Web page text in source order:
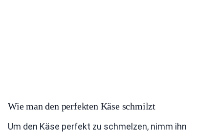
Wie man den perfekten Käse schmilzt
Um den Käse perfekt zu schmelzen, nimm ihn